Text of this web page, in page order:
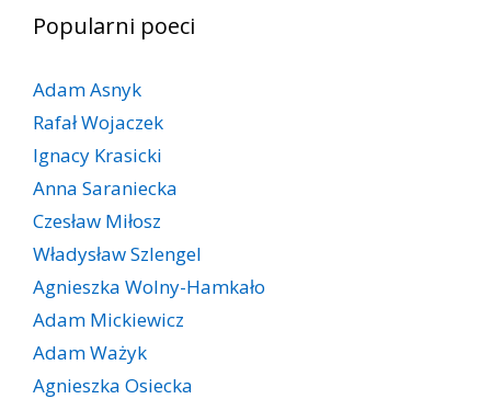
Popularni poeci
Adam Asnyk
Rafał Wojaczek
Ignacy Krasicki
Anna Saraniecka
Czesław Miłosz
Władysław Szlengel
Agnieszka Wolny-Hamkało
Adam Mickiewicz
Adam Ważyk
Agnieszka Osiecka